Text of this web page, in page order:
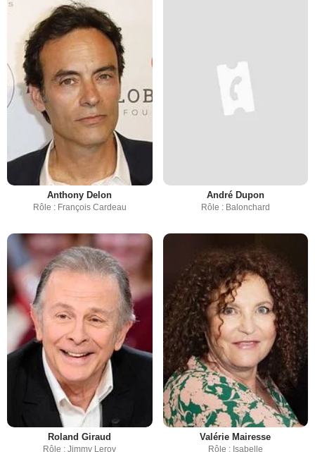
Anthony Delon
Rôle : François Cardeau
André Dupon
Rôle : Balonchard
Roland Giraud
Rôle : Jimmy Leroy
Valérie Mairesse
Rôle : Isabelle